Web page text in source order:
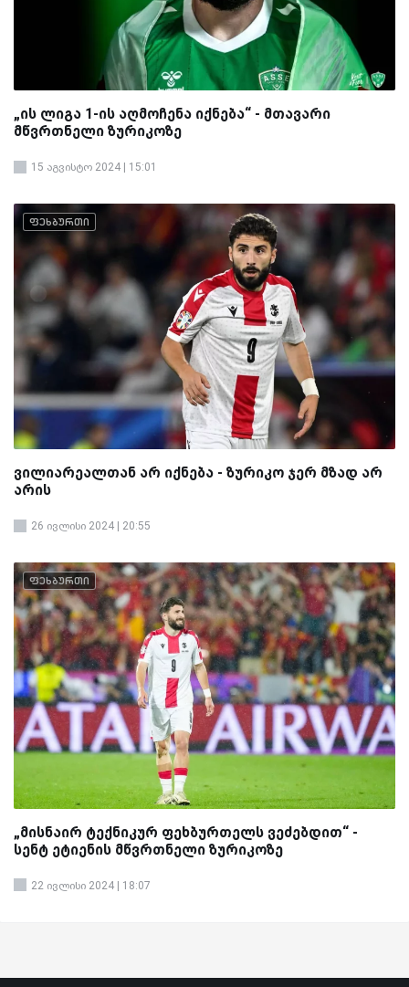
„ის ლიგა 1-ის აღმოჩენა იქნება“ - მთავარი
მწვრთნელი ზურიკოზე
15 აგვისტო 2024 | 15:01
ფეხბურთი
ვილიარეალთან არ იქნება - ზურიკო ჯერ მზად არ
არის
26 ივლისი 2024 | 20:55
ფეხბურთი
„მისნაირ ტექნიკურ ფეხბურთელს ვეძებდით“ -
სენტ ეტიენის მწვრთნელი ზურიკოზე
22 ივლისი 2024 | 18:07